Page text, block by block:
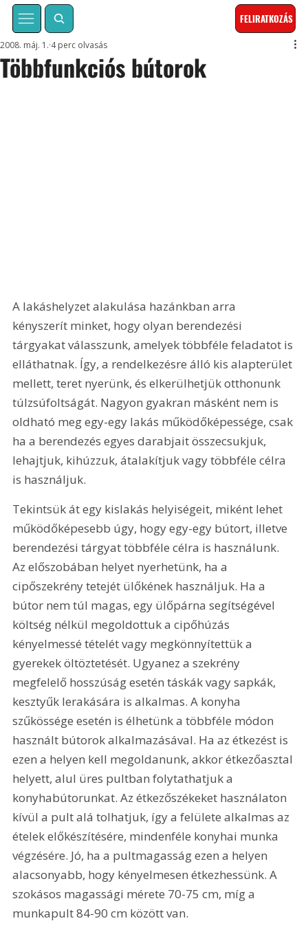
FELIRATKOZÁS
Többfunkciós bútorok
2008. máj. 1. 4 perc olvasás
A lakáshelyzet alakulása hazánkban arra
kényszerít minket, hogy olyan berendezési
tárgyakat válasszunk, amelyek többféle feladatot is
elláthatnak. Így, a rendelkezésre álló kis alapterület
mellett, teret nyerünk, és elkerülhetjük otthonunk
túlzsúfoltságát. Nagyon gyakran másként nem is
oldható meg egy-egy lakás működőképessége, csak
ha a berendezés egyes darabjait összecsukjuk,
lehajtjuk, kihúzzuk, átalakítjuk vagy többféle célra
is használjuk.
Tekintsük át egy kislakás helyiségeit, miként lehet
működőképesebb úgy, hogy egy-egy bútort, illetve
berendezési tárgyat többféle célra is használunk.
Az előszobában helyet nyerhetünk, ha a
cipőszekrény tetejét ülőkének használjuk. Ha a
bútor nem túl magas, egy ülőpárna segítségével
költség nélkül megoldottuk a cipőhúzás
kényelmessé tételét vagy megkönnyítettük a
gyerekek öltöztetését. Ugyanez a szekrény
megfelelő hosszúság esetén táskák vagy sapkák,
kesztyűk lerakására is alkalmas. A konyha
szűkössége esetén is élhetünk a többféle módon
használt bútorok alkalmazásával. Ha az étkezést is
ezen a helyen kell megoldanunk, akkor étkezőasztal
helyett, alul üres pultban folytathatjuk a
konyhabútorunkat. Az étkezőszékeket használaton
kívül a pult alá tolhatjuk, így a felülete alkalmas az
ételek előkészítésére, mindenféle konyhai munka
végzésére. Jó, ha a pultmagasság ezen a helyen
alacsonyabb, hogy kényelmesen étkezhessünk. A
szokásos magassági mérete 70-75 cm, míg a
munkapult 84-90 cm között van.